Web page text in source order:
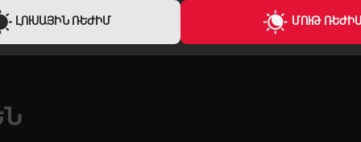
ԼՈՒՍԱՅԻՆ ՌԵԺԻՄ ՄՈՒԹ